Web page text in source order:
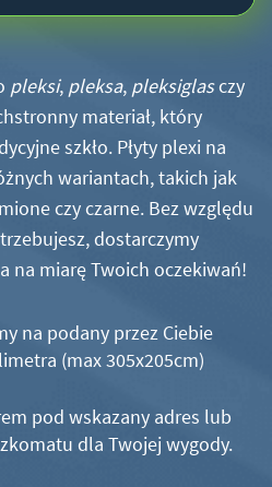
pleksi, pleksa, pleksiglasczy
materiał, który
szkło. Płyty plexi na
wariantach, takich jak
czy czarne. Bez względu
dostarczymy
na miarę Twoich oczekiwań!
na podany przez Ciebie
(max 305x205cm)
pod wskazany adres lub
dla Twojej wygody.